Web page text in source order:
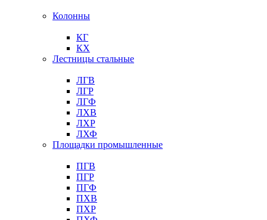
Колонны
КГ
КХ
Лестницы стальные
ЛГВ
ЛГР
ЛГФ
ЛХВ
ЛХР
ЛХФ
Площадки промышленные
ПГВ
ПГР
ПГФ
ПХВ
ПХР